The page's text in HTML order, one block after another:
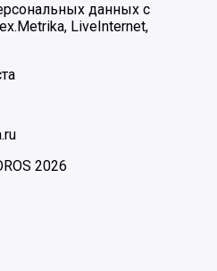
данных с
LiveInternet,
2026